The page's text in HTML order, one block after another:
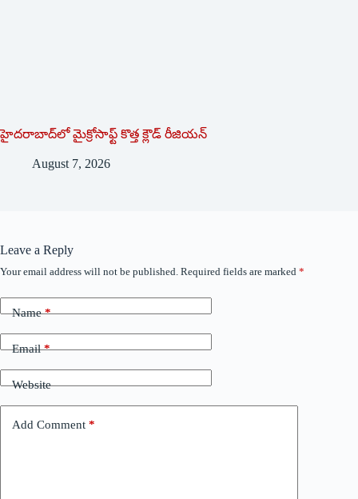
హైదరాబాద్‌లో మైక్రోసాఫ్ట్ ‌కొత్త క్లౌడ్‌ ‌రీజియన్‌
August 7, 2026
Leave a Reply
Your email address will not be published. Required fields are marked *
Name*
Email*
Website
Add Comment *